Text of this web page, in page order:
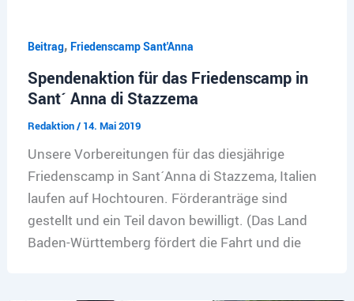
Beitrag, Friedenscamp Sant'Anna
Spendenaktion für das Friedenscamp in
Sant´ Anna di Stazzema
Redaktion/ 14. Mai 2019
Unsere Vorbereitungen für das diesjährige
Friedenscamp in Sant´Anna di Stazzema, Italien
laufen auf Hochtouren. Förderanträge sind
gestellt und ein Teil davon bewilligt. (Das Land
Baden-Württemberg fördert die Fahrt und die